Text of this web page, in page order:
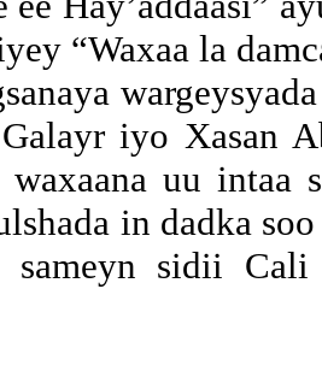
“Waxaa la
iyo Xasan
waxaana uu intaa
in dadka
sameyn sidii